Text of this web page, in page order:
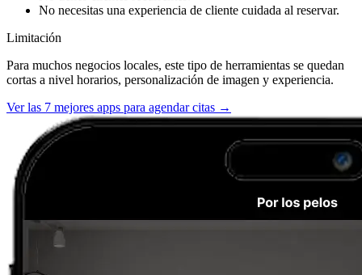
No necesitas una experiencia de cliente cuidada al reservar.
Limitación
Para muchos negocios locales, este tipo de herramientas se quedan
cortas a nivel horarios, personalización de imagen y experiencia.
Ver las 7 mejores apps para agendar citas →